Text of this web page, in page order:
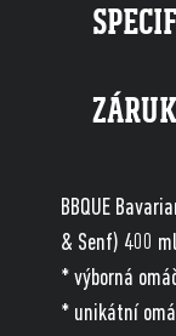
BBQUE
& Senf) 400
* výborná
* unikátní